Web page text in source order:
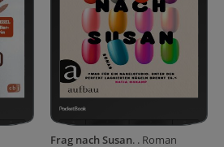
Frag nach Susan. . Roman